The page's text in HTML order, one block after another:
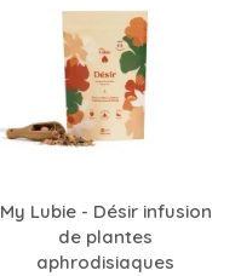
My Lubie - Désir infusion
de plantes
aphrodisiaques